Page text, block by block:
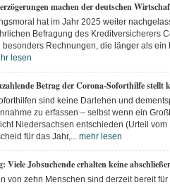
machen der deutschen
hat im Jahr 2025 weiter
Befragung des Kreditversicherers
besonders Rechnungen, die länger als
lesen
Betrag der Corona-Soforthilfe stellt
sind keine Darlehen und
zu erfassen – selbst wenn ein
Niedersachsen entschieden (Urteil
für das Jahr,... mehr lesen
Viele Jobsuchende erhalten keine
von zehn Menschen sind derzeit bereit